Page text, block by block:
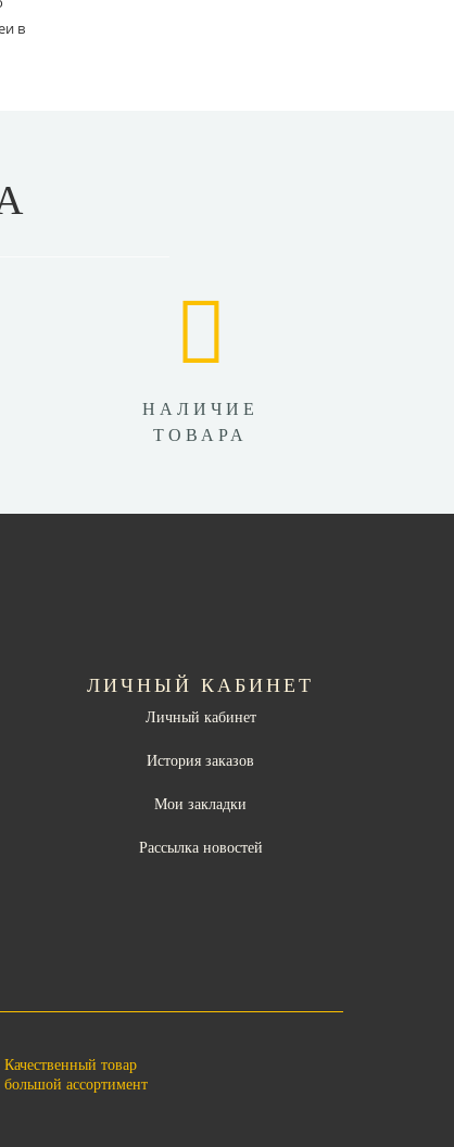
в
НАЛИЧИЕ
ТОВАРА
ЛИЧНЫЙ КАБИНЕТ
Личный кабинет
История заказов
Мои закладки
Рассылка новостей
Качественный товар
большой ассортимент